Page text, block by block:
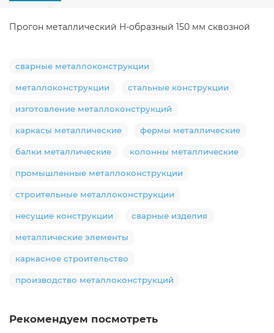
Прогон металлический H-образный 150 мм сквозной
сварные металлоконструкции
металлоконструкции стальные конструкции
изготовление металлоконструкций
каркасы металлические фермы металлические
балки металлические колонны металлические
промышленные металлоконструкции
строительные металлоконструкции
несущие конструкции сварные изделия
металлические элементы
каркасное строительство
производство металлоконструкций
Рекомендуем посмотреть